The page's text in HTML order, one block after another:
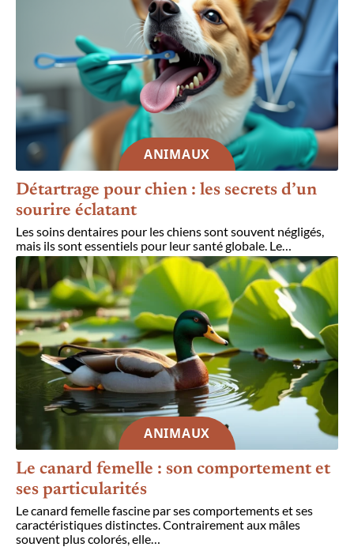
ANIMAUX
Détartrage pour chien : les secrets d’un
sourire éclatant
Les soins dentaires pour les chiens sont souvent négligés,
mais ils sont essentiels pour leur santé globale. Le…
ANIMAUX
Le canard femelle : son comportement et
ses particularités
Le canard femelle fascine par ses comportements et ses
caractéristiques distinctes. Contrairement aux mâles
souvent plus colorés, elle…